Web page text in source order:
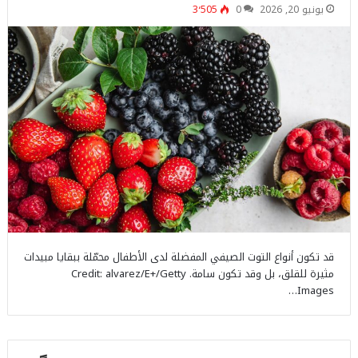
يونيو 20, 2026 0 3٬505
قد تكون أنواع التوت الصيفي المفضلة لدى الأطفال محمّلة ببقايا مبيدات
مثيرة للقلق، بل وقد تكون سامة. Credit: alvarez/E+/Getty
Images…